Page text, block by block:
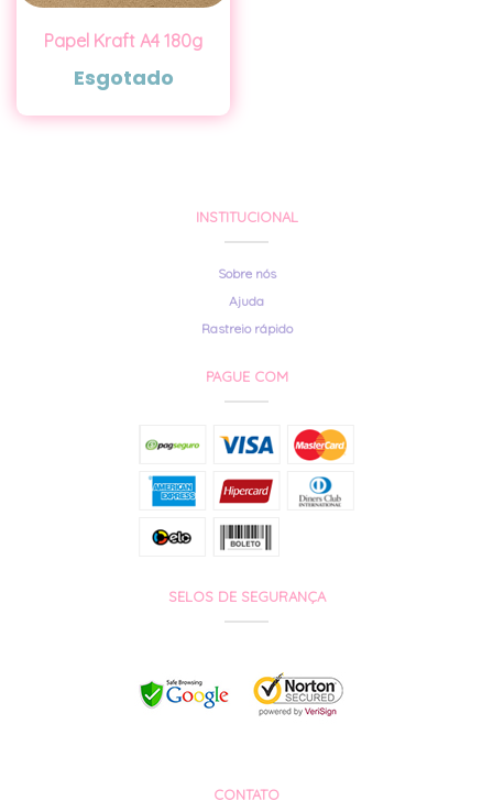
Papel Kraft A4 180g
Esgotado
INSTITUCIONAL
Sobre nós
Ajuda
Rastreio rápido
PAGUE COM
SELOS DE SEGURANÇA
CONTATO